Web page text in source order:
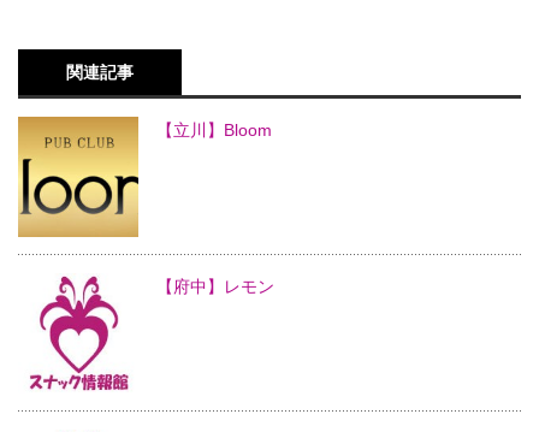
関連記事
【立川】Bloom
【府中】レモン